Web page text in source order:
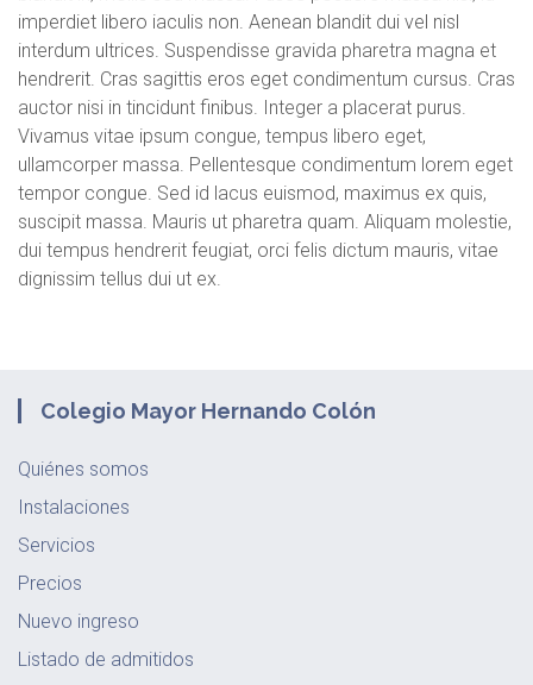
imperdiet libero iaculis non. Aenean blandit dui vel nisl
interdum ultrices. Suspendisse gravida pharetra magna et
hendrerit. Cras sagittis eros eget condimentum cursus. Cras
auctor nisi in tincidunt finibus. Integer a placerat purus.
Vivamus vitae ipsum congue, tempus libero eget,
ullamcorper massa. Pellentesque condimentum lorem eget
tempor congue. Sed id lacus euismod, maximus ex quis,
suscipit massa. Mauris ut pharetra quam. Aliquam molestie,
dui tempus hendrerit feugiat, orci felis dictum mauris, vitae
dignissim tellus dui ut ex.
Colegio Mayor Hernando Colón
Quiénes somos
Instalaciones
Servicios
Precios
Nuevo ingreso
Listado de admitidos